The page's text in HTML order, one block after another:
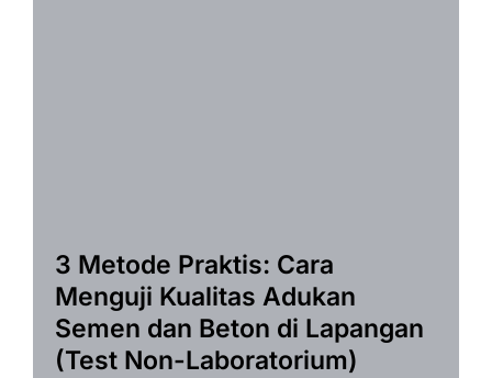
3 Metode Praktis: Cara
Menguji Kualitas Adukan
Semen dan Beton di Lapangan
(Test Non-Laboratorium)